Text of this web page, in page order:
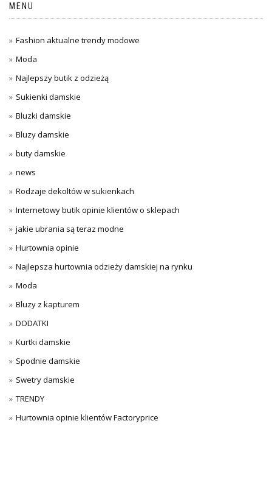
MENU
Fashion aktualne trendy modowe
Moda
Najlepszy butik z odzieżą
Sukienki damskie
Bluzki damskie
Bluzy damskie
buty damskie
news
Rodzaje dekoltów w sukienkach
Internetowy butik opinie klientów o sklepach
jakie ubrania są teraz modne
Hurtownia opinie
Najlepsza hurtownia odzieży damskiej na rynku
Moda
Bluzy z kapturem
DODATKI
Kurtki damskie
Spodnie damskie
Swetry damskie
TRENDY
Hurtownia opinie klientów Factoryprice